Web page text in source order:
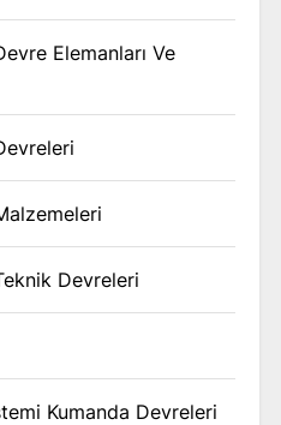
Elemanları Ve
Devreleri
Kumanda Devreleri